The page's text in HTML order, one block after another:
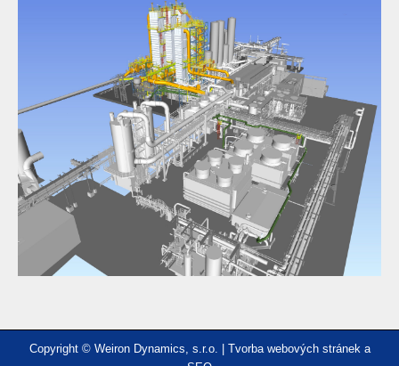
Copyright © Weiron Dynamics, s.r.o. | Tvorba webových stráneka